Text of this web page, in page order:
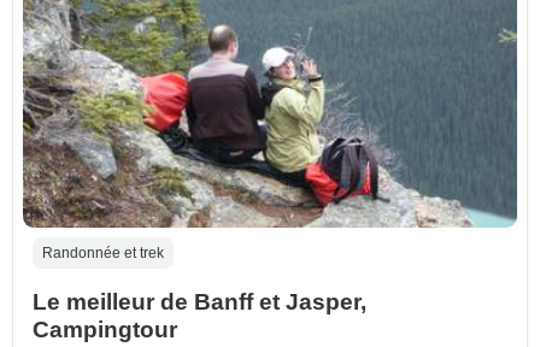
Randonnée et trek
Le meilleur de Banff et Jasper,
Campingtour